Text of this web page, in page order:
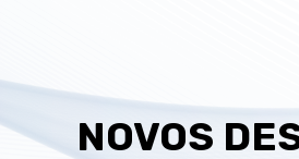
NOVOS